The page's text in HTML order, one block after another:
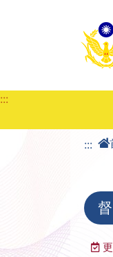
:::
:::